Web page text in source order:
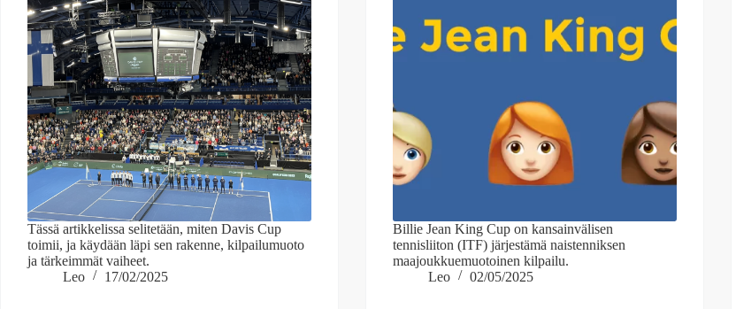
Tässä artikkelissa selitetään, miten Davis Cup
toimii, ja käydään läpi sen rakenne, kilpailumuoto
ja tärkeimmät vaiheet.
Leo
17/02/2025
Billie Jean King Cup on kansainvälisen
tennisliiton (ITF) järjestämä naistenniksen
maajoukkuemuotoinen kilpailu.
Leo
02/05/2025